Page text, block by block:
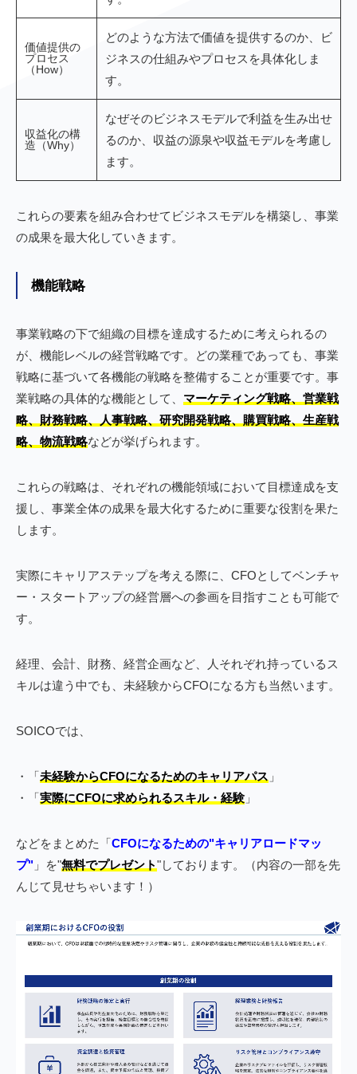
価値提供の
プロセス
（How）
どのような方法で価値を提供するのか、ビ
ジネスの仕組みやプロセスを具体化しま
す。
収益化の構
造（Why）
なぜそのビジネスモデルで利益を生み出せ
るのか、収益の源泉や収益モデルを考慮し
ます。
これらの要素を組み合わせてビジネスモデルを構築し、事業
の成果を最大化していきます。
機能戦略
事業戦略の下で組織の目標を達成するために考えられるの
が、機能レベルの経営戦略です。どの業種であっても、事業
戦略に基づいて各機能の戦略を整備することが重要です。事
業戦略の具体的な機能として、 マーケティング戦略、営業戦
略、財務戦略、人事戦略、研究開発戦略、購買戦略、生産戦
略、物流戦略などが挙げられます。
これらの戦略は、それぞれの機能領域において目標達成を支
援し、事業全体の成果を最大化するために重要な役割を果た
します。
実際にキャリアステップを考える際に、CFOとしてベンチャ
ー・スタートアップの経営層への参画を目指すことも可能で
す。
経理、会計、財務、経営企画など、人それぞれ持っているス
キルは違う中でも、未経験からCFOになる方も当然います。
SOICOでは、
・「未経験からCFOになるためのキャリアパス 」
・「実際にCFOに求められるスキル・経験」
などをまとめた「CFOになるための"キャリアロードマッ
プ" 」を"無料でプレゼント"しております。（内容の一部を先
んじて見せちゃいます！）